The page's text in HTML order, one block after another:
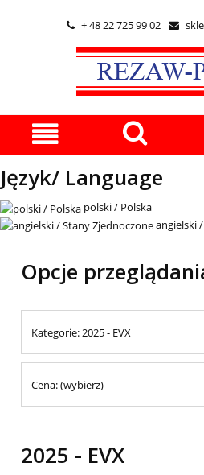
 + 48 22 725 99 02 
Język/ Language
polski / Polska
angielski
Opcje
Kategorie: 2025 - EVX
Cena: (wybierz)
2025 - EVX